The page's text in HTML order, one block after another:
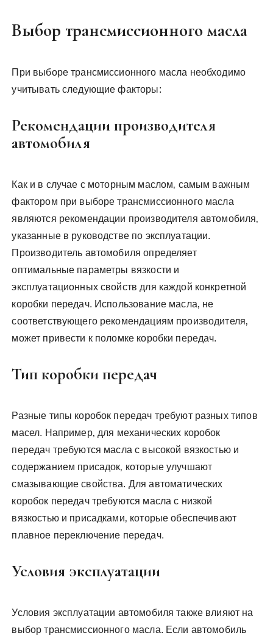
Выбор трансмиссионного масла
При выборе трансмиссионного масла необходимо
учитывать следующие факторы:
Рекомендации производителя
автомобиля
Как и в случае с моторным маслом‚ самым важным
фактором при выборе трансмиссионного масла
являются рекомендации производителя автомобиля‚
указанные в руководстве по эксплуатации.
Производитель автомобиля определяет
оптимальные параметры вязкости и
эксплуатационных свойств для каждой конкретной
коробки передач. Использование масла‚ не
соответствующего рекомендациям производителя‚
может привести к поломке коробки передач.
Тип коробки передач
Разные типы коробок передач требуют разных типов
масел. Например‚ для механических коробок
передач требуются масла с высокой вязкостью и
содержанием присадок‚ которые улучшают
смазывающие свойства. Для автоматических
коробок передач требуются масла с низкой
вязкостью и присадками‚ которые обеспечивают
плавное переключение передач.
Условия эксплуатации
Условия эксплуатации автомобиля также влияют на
выбор трансмиссионного масла. Если автомобиль